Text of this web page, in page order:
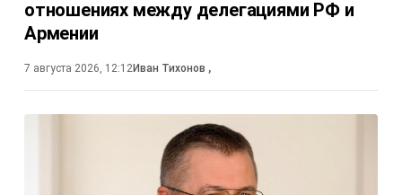
отношениях между делегациями РФ и
Армении
7 августа 2026, 12:12Иван Тихонов ,